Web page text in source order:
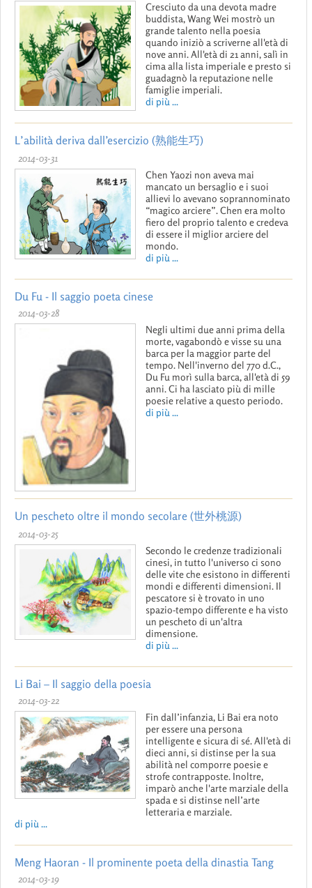
Cresciuto da una devota madre
buddista, Wang Wei mostrò un
grande talento nella poesia
quando iniziò a scriverne all'età di
nove anni. All'età di 21 anni, salì in
cima alla lista imperiale e presto si
guadagnò la reputazione nelle
famiglie imperiali.
di più ...
L’abilità deriva dall’esercizio (熟能生巧)
2014-03-31
Chen Yaozi non aveva mai
mancato un bersaglio e i suoi
allievi lo avevano soprannominato
“magico arciere”. Chen era molto
fiero del proprio talento e credeva
di essere il miglior arciere del
mondo.
di più ...
Du Fu - Il saggio poeta cinese
2014-03-28
Negli ultimi due anni prima della
morte, vagabondò e visse su una
barca per la maggior parte del
tempo. Nell'inverno del 770 d.C.,
Du Fu morì sulla barca, all'età di 59
anni. Ci ha lasciato più di mille
poesie relative a questo periodo.
di più ...
Un pescheto oltre il mondo secolare (世外桃源)
2014-03-25
Secondo le credenze tradizionali
cinesi, in tutto l'universo ci sono
delle vite che esistono in differenti
mondi e differenti dimensioni. Il
pescatore si è trovato in uno
spazio-tempo differente e ha visto
un pescheto di un'altra
dimensione.
di più ...
Li Bai – Il saggio della poesia
2014-03-22
Fin dall’infanzia, Li Bai era noto
per essere una persona
intelligente e sicura di sé. All'età di
dieci anni, si distinse per la sua
abilità nel comporre poesie e
strofe contrapposte. Inoltre,
imparò anche l'arte marziale della
spada e si distinse nell’arte
letteraria e marziale.
di più ...
Meng Haoran - Il prominente poeta della dinastia Tang
2014-03-19